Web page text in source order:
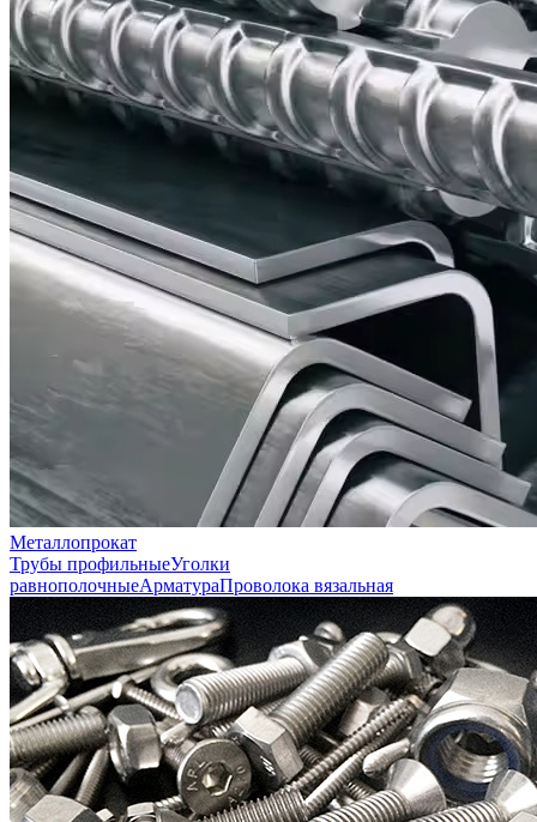
Металлопрокат
Трубы профильныеУголки
равнополочныеАрматураПроволока вязальная